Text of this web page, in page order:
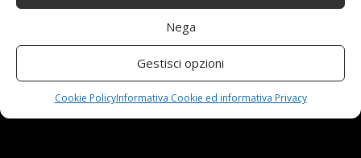
Nega
Gestisci opzioni
Cookie PolicyInformativa Cookie ed informativa Privacy
Automobili e sicurezza: l’importanza della
manutenzione
23 Aprile,2024